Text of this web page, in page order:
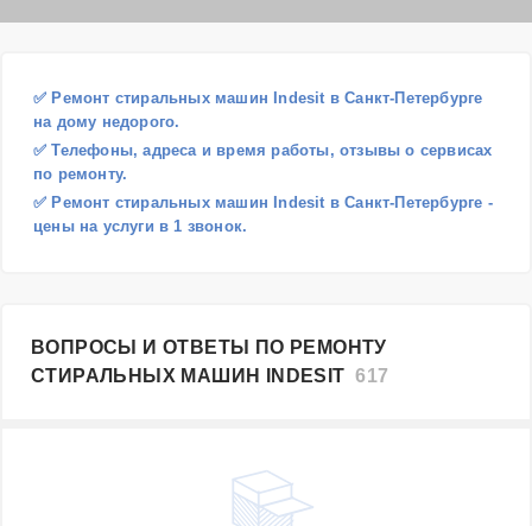
✅ Ремонт стиральных машин Indesit в Санкт-Петербурге
на дому недорого.
✅ Телефоны, адреса и время работы, отзывы о сервисах
по ремонту.
✅ Ремонт стиральных машин Indesit в Санкт-Петербурге -
цены на услуги в 1 звонок.
ВОПРОСЫ И ОТВЕТЫ ПО РЕМОНТУ
СТИРАЛЬНЫХ МАШИН INDESIT617